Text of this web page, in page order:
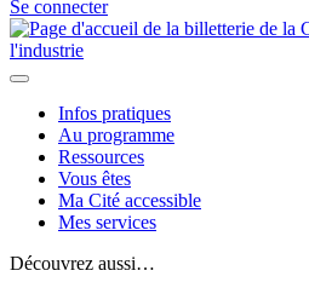
Se connecter
Infos pratiques
Au programme
Ressources
Vous êtes
Ma Cité accessible
Mes services
Découvrez aussi…